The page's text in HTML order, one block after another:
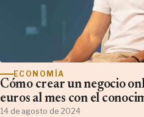
ECONOMÍA
Cómo crear un negocio
euros al mes con el
14 de agosto de 2024